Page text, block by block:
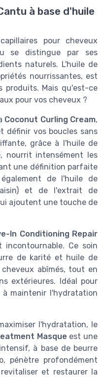
à base d'huile
pour cheveux
se distingue par ses
naturels. L'huile de
nourrissantes, est
produits. Mais qu'est-ce
pour vos cheveux ?
Coconut Curling Cream,
définir vos boucles sans
grâce à l'huile de
nourrit intensément les
une définition parfaite
de l'huile de
et de l'extrait de
ajoutent une touche de
In Conditioning Repair
Ce soin
de karité et huile de
abîmés, tout en
extérieures. Idéal pour
maintenir l'hydratation
l'hydratation, le
Masque est une
à base de beurre
pénètre profondément
et restaurer la